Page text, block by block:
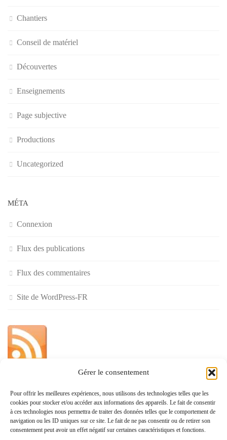
Gérer le consentement
Pour offrir les meilleures expériences, nous utilisons des technologies telles que les
cookies pour stocker et/ou accéder aux informations des appareils. Le fait de consentir
à ces technologies nous permettra de traiter des données telles que le comportement de
navigation ou les ID uniques sur ce site. Le fait de ne pas consentir ou de retirer son
consentement peut avoir un effet négatif sur certaines caractéristiques et fonctions.
Chantiers
Conseil de matériel
Découvertes
Enseignements
Page subjective
Productions
Uncategorized
MÉTA
Connexion
Flux des publications
Flux des commentaires
Site de WordPress-FR
»
Politique de confidentialité